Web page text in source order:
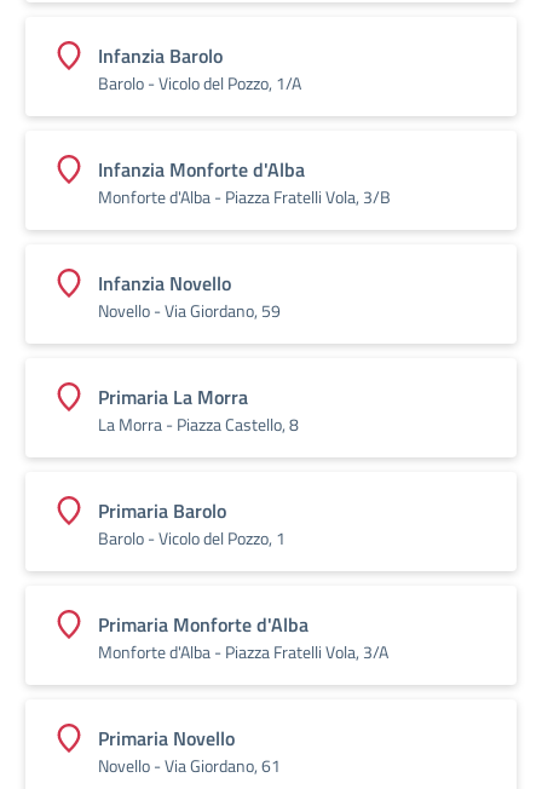
Infanzia Barolo
Barolo - Vicolo del Pozzo, 1/A
Infanzia Monforte d'Alba
Monforte d'Alba - Piazza Fratelli Vola, 3/B
Infanzia Novello
Novello - Via Giordano, 59
Primaria La Morra
La Morra - Piazza Castello, 8
Primaria Barolo
Barolo - Vicolo del Pozzo, 1
Primaria Monforte d'Alba
Monforte d'Alba - Piazza Fratelli Vola, 3/A
Primaria Novello
Novello - Via Giordano, 61